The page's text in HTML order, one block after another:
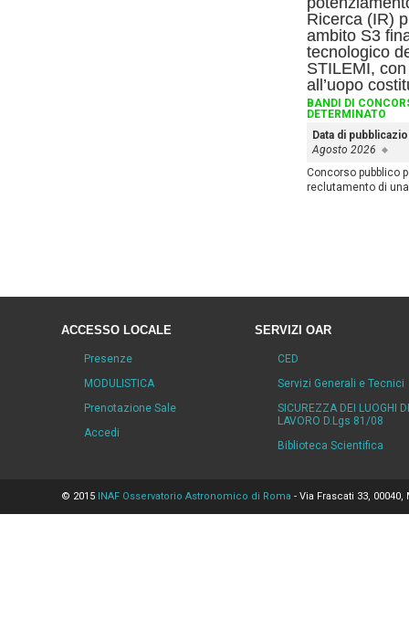
Ricerca (IR)
ambito S3
tecnologico
STILEMI,
all’uopo
BANDI DI
DETERMINATO
Data di
Agosto 2026
Concorso pubblico
reclutamento di
ACCESSO LOCALE
Presenze
MODULISTICA
Prenotazione Sale
Accedi
SERVIZI OAR
CED
Servizi Generali e Tecnici
SICUREZZA DEI LUOGHI DI
LAVORO D.Lgs 81/08
Biblioteca Scientifica
© 2015 INAF Osservatorio Astronomico di Roma - Via Frascati 33,